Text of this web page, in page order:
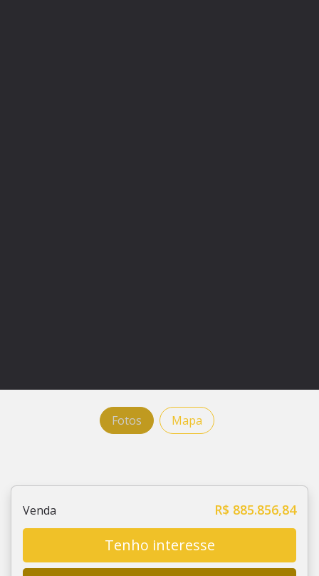
Fotos Mapa
Venda R$ 885.856,84
Tenho interesse